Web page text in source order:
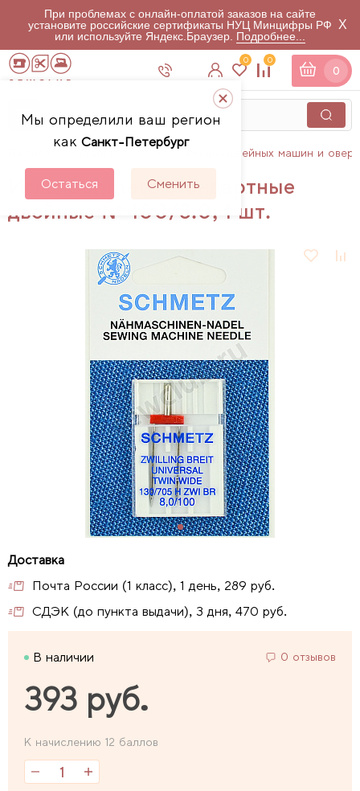
При проблемах с онлайн-оплатой заказов на сайте
установите российские сертификаты НУЦ Минцифры РФ
или используйте Яндекс.Браузер. Подробнее...
X
Мы определили ваш регион
как Санкт-Петербург
Остаться Сменить
0 0
0
Аксессуары для швейных машин и
Иглы Schmetz стандартные
двойные № 100/8.0, 1 шт.
Почта России (1 класс), 1 день, 289 руб.
СДЭК (до пункта выдачи), 3 дня, 470 руб.
В наличии 0 отзывов
393 руб.
К начислению 12 баллов